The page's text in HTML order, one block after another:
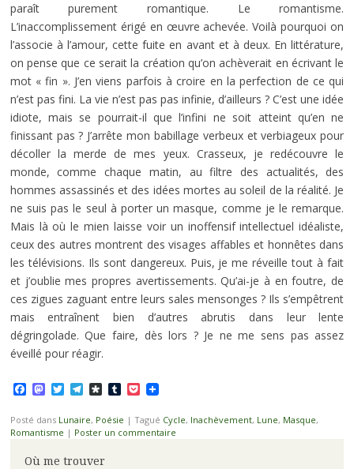
paraît purement romantique. Le romantisme.
L’inaccomplissement érigé en œuvre achevée. Voilà pourquoi on
l’associe à l’amour, cette fuite en avant et à deux. En littérature,
on pense que ce serait la création qu’on achèverait en écrivant le
mot « fin ». J’en viens parfois à croire en la perfection de ce qui
n’est pas fini. La vie n’est pas pas infinie, d’ailleurs ? C’est une idée
idiote, mais se pourrait-il que l’infini ne soit atteint qu’en ne
finissant pas ? J’arrête mon babillage verbeux et verbiageux pour
décoller la merde de mes yeux. Crasseux, je redécouvre le
monde, comme chaque matin, au filtre des actualités, des
hommes assassinés et des idées mortes au soleil de la réalité. Je
ne suis pas le seul à porter un masque, comme je le remarque.
Mais là où le mien laisse voir un inoffensif intellectuel idéaliste,
ceux des autres montrent des visages affables et honnêtes dans
les télévisions. Ils sont dangereux. Puis, je me réveille tout à fait
et j’oublie mes propres avertissements. Qu’ai-je à en foutre, de
ces zigues zaguant entre leurs sales mensonges ? Ils s’empêtrent
mais entraînent bien d’autres abrutis dans leur lente
dégringolade. Que faire, dès lors ? Je ne me sens pas assez
éveillé pour réagir.
Facebook
Mastodon
TwitterTelegram
Diaspora
Tumblr
Pocket
Posté dans Lunaire, Poésie | Tagué Cycle, Inachèvement, Lune, Masque,
Romantisme | Poster un commentaire
Où me trouver